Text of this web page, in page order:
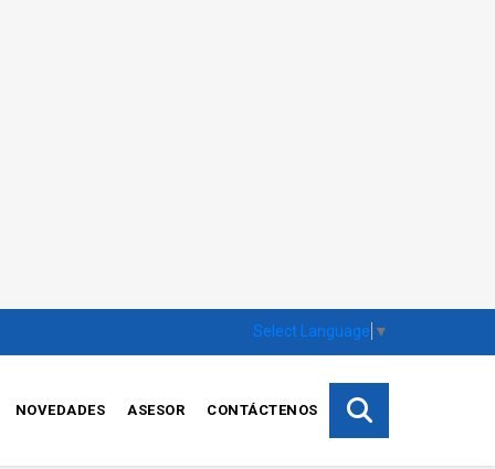
Select Language ▼
NOVEDADES ASESOR CONTÁCTENOS